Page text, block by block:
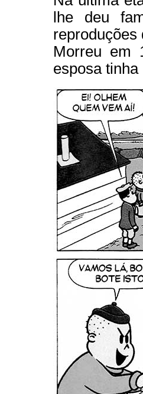
lhe deu
reproduções
Morreu em
esposa